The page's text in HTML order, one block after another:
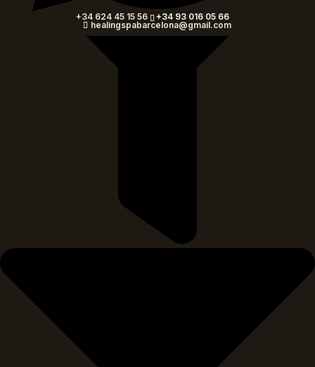
+34 624 45 15 56
+34 93 016 05 66
healingspabarcelona@gmail.com